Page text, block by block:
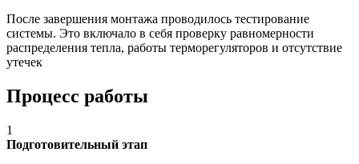
После завершения монтажа проводилось тестирование
системы. Это включало в себя проверку равномерности
распределения тепла, работы терморегуляторов и отсутствие
утечек
Процесс работы
1
Подготовительный этап